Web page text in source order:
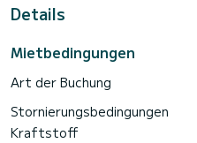
Details
Mietbedingungen
Art der Buchung
Stornierungsbedingungen
Kraftstoff